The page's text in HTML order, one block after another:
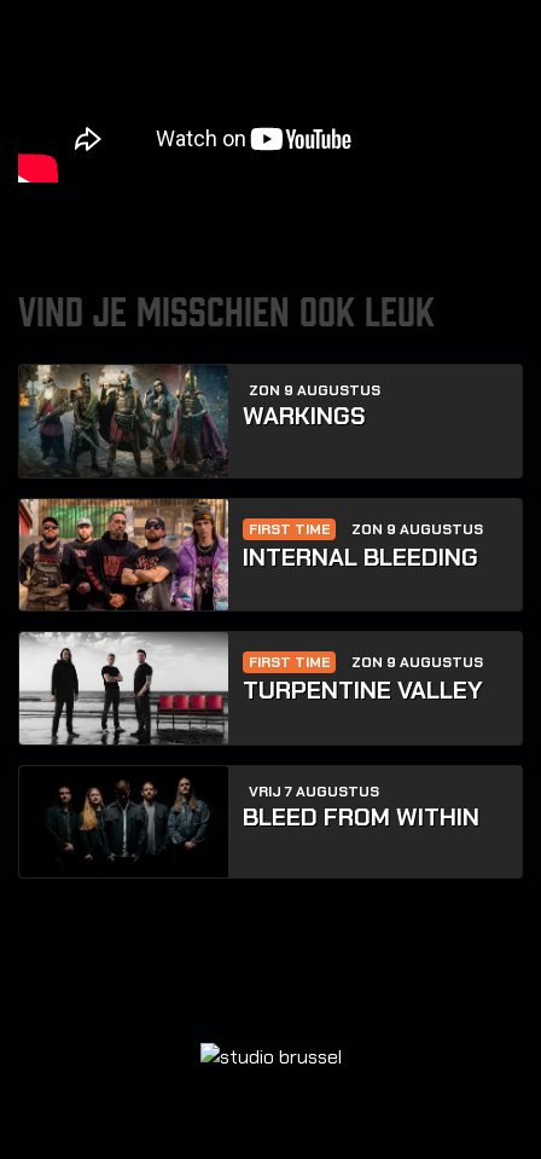
VIND JE MISSCHIEN OOK LEUK
ZON 9 AUGUSTUS
WARKINGS
FIRST TIME ZON 9 AUGUSTUS
INTERNAL BLEEDING
FIRST TIME ZON 9 AUGUSTUS
TURPENTINE VALLEY
VRIJ 7 AUGUSTUS
BLEED FROM WITHIN